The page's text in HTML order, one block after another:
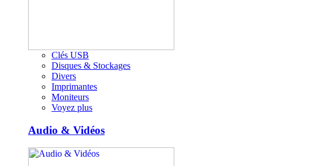
Clés USB
Disques & Stockages
Divers
Imprimantes
Moniteurs
Voyez plus
Audio & Vidéos